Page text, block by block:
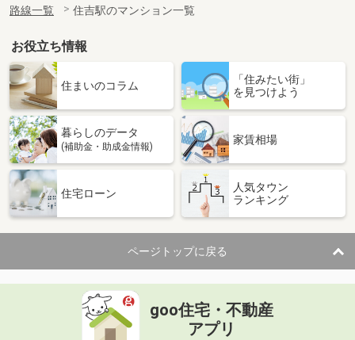
路線一覧
住吉駅のマンション一覧
お役立ち情報
住まいのコラム
「住みたい街」
を見つけよう
暮らしのデータ
(補助金・助成金情報)
家賃相場
住宅ローン
人気タウン
ランキング
ページトップに戻る
goo住宅・不動産
アプリ